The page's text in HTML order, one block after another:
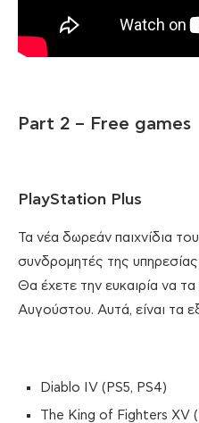
Part 2 – Free games
PlayStation Plus
Τα νέα δωρεάν παιχνίδια
συνδρομητές της υπηρεσίας
Θα έχετε την ευκαιρία να τα
Αυγούστου. Αυτά, είναι τα
Diablo IV (PS5, PS4)
The King of Fighters XV